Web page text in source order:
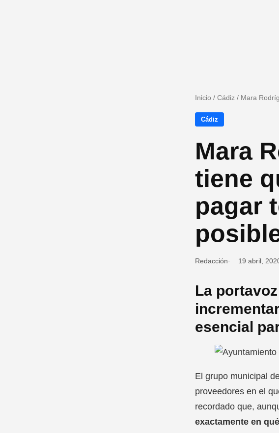
Inicio / Cádiz / Mara
Cádiz
Mara
tiene
pagar
Redacción 19 abril,
La
esencial
El grupo municipal
proveedores en el
recordado que,
exactamente en